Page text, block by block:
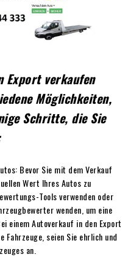
Export verkaufen
Möglichkeiten,
Schritte, die Sie
Bevor Sie mit dem Verkauf
Wert Ihres Autos zu
Tools verwenden oder
wenden, um eine
einem Autoverkauf in den Export
seien Sie ehrlich und
an.